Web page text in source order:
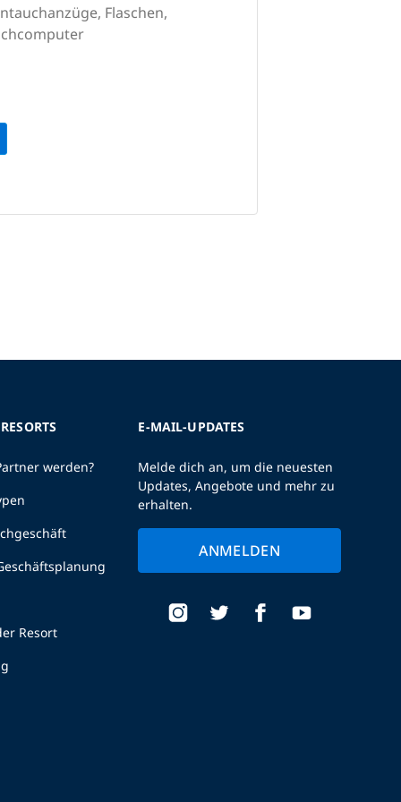
Flaschen,
werden?
Resort
E-MAIL-UPDATES
Melde dich an, um die neuesten
Updates, Angebote und mehr zu
erhalten.
ANMELDEN